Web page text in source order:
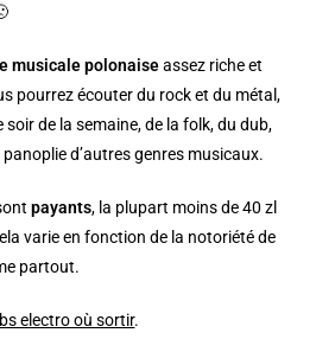
musicale polonaiseassez riche et
pourrez écouter du rock et du métal,
de la semaine, de la folk, du dub,
d’autres genres musicaux.
payants, la plupart moins de 40 zl
varie en fonction de la notoriété de
partout.
electro où sortir.